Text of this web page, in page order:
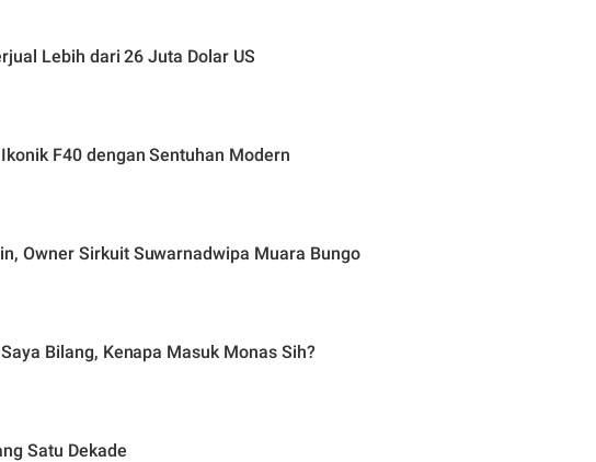
Lebih dari 26 Juta Dolar US
F40 dengan Sentuhan Modern
Owner Sirkuit Suwarnadwipa Muara Bungo
Bilang, Kenapa Masuk Monas Sih?
Satu Dekade